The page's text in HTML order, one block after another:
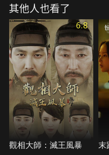
「Destroyer」。在被喜歡
獲得了許多靈感，在智媛
成的曲子。無法實現的愛、
係、無法傳達的心意……令
我們是否能再次完成呢？
其他人也看了
6.8
觀相大師：滅王風暴 末